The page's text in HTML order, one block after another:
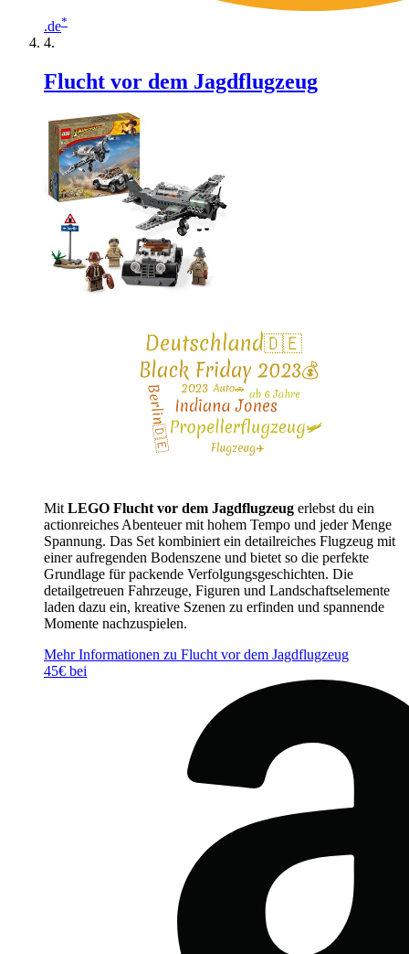
.de*
Flucht vor dem Jagdflugzeug
Mit LEGO Flucht vor dem Jagdflugzeug erlebst du ein
actionreiches Abenteuer mit hohem Tempo und jeder Menge
Spannung. Das Set kombiniert ein detailreiches Flugzeug mit
einer aufregenden Bodenszene und bietet so die perfekte
Grundlage für packende Verfolgungsgeschichten. Die
detailgetreuen Fahrzeuge, Figuren und Landschaftselemente
laden dazu ein, kreative Szenen zu erfinden und spannende
Momente nachzuspielen.
Mehr Informationen zu Flucht vor dem Jagdflugzeug
45€ bei